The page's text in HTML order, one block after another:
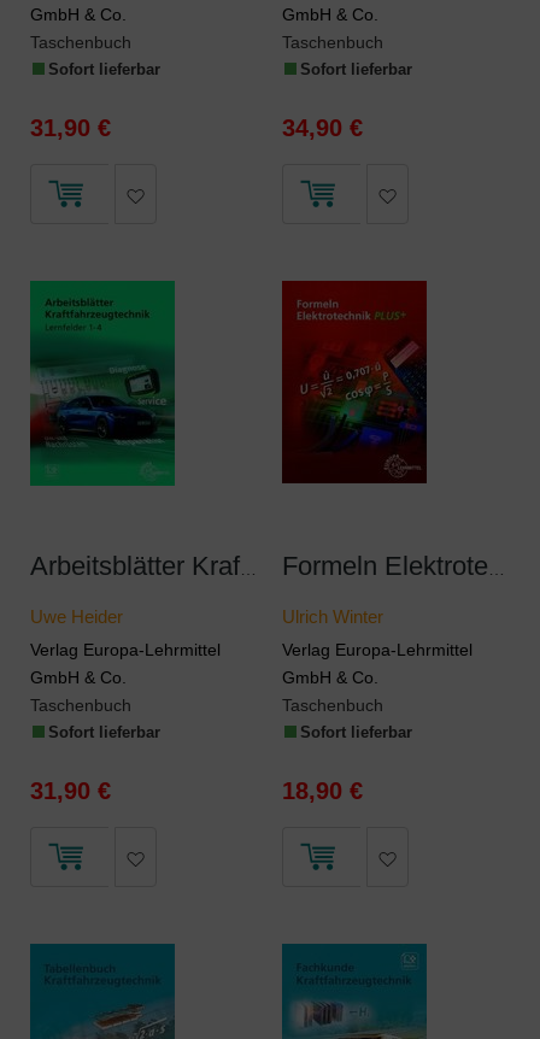
GmbH & Co.
Taschenbuch
Sofort lieferbar
31,90 €
GmbH & Co.
Taschenbuch
Sofort lieferbar
34,90 €
Uwe Heider
Verlag Europa-Lehrmittel
GmbH & Co.
Taschenbuch
Sofort lieferbar
31,90 €
Ulrich Winter
Verlag Europa-Lehrmittel
GmbH & Co.
Taschenbuch
Sofort lieferbar
18,90 €